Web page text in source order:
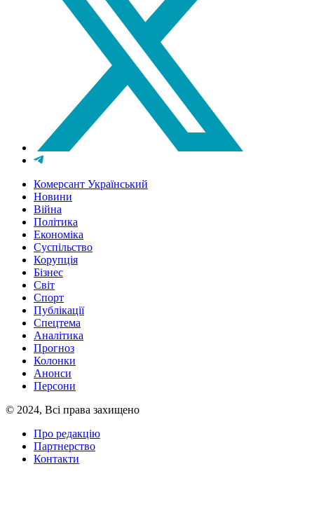
Комерсант Український
Новини
Війна
Політика
Економіка
Суспільство
Корупція
Бізнес
Світ
Спорт
Публікації
Спецтема
Аналітика
Прогноз
Колонки
Анонси
Персони
© 2024, Всі права захищено
Про редакцію
Партнерство
Контакти